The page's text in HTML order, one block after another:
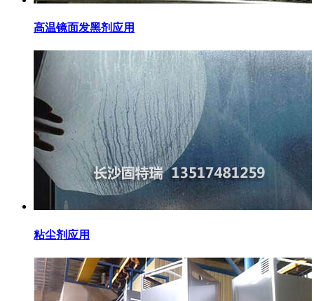
高温镜面发黑剂应用
粘尘剂应用